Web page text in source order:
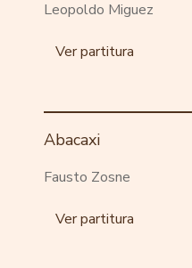
Leopoldo Miguez
Ver partitura
Abacaxi
Fausto Zosne
Ver partitura